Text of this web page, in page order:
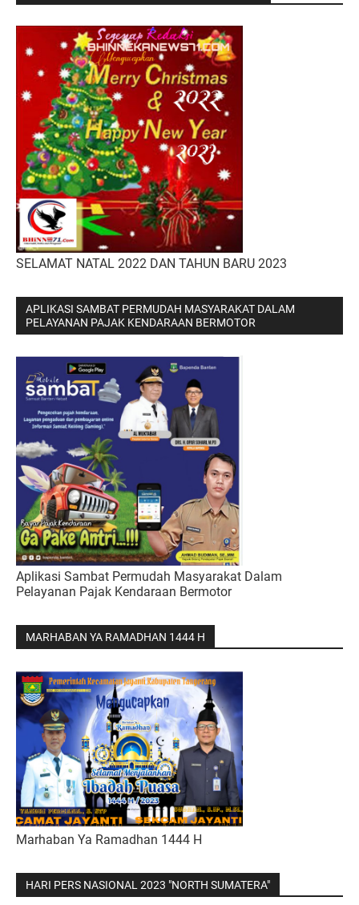
SELAMAT NATAL 2022 DAN TAHUN BARU 2023
APLIKASI SAMBAT PERMUDAH MASYARAKAT DALAM
PELAYANAN PAJAK KENDARAAN BERMOTOR
Aplikasi Sambat Permudah Masyarakat Dalam
Pelayanan Pajak Kendaraan Bermotor
MARHABAN YA RAMADHAN 1444 H
Marhaban Ya Ramadhan 1444 H
HARI PERS NASIONAL 2023 "NORTH SUMATERA"